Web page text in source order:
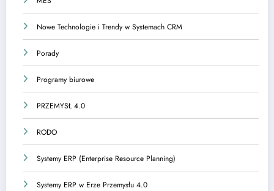
Nowe Technologie i Trendy w Systemach CRM
Porady
Programy biurowe
PRZEMYSŁ 4.0
RODO
Systemy ERP (Enterprise Resource Planning)
Systemy ERP w Erze Przemysłu 4.0